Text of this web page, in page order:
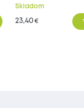
Skladom
23,40€